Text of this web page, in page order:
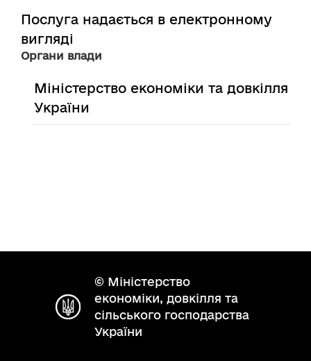
Послуга надається в електронному
вигляді
Органи влади
Міністерство економіки та довкілля
України
© Міністерство
економіки, довкілля та
сільського господарства
України